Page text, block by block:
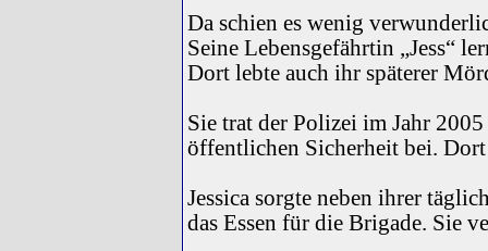
Da schien es wenig
Seine Lebensgefährtin „Jess“
Dort lebte auch ihr späterer
Sie trat der Polizei im Jahr
öffentlichen Sicherheit bei.
Jessica sorgte neben ihrer
das Essen für die Brigade. Sie